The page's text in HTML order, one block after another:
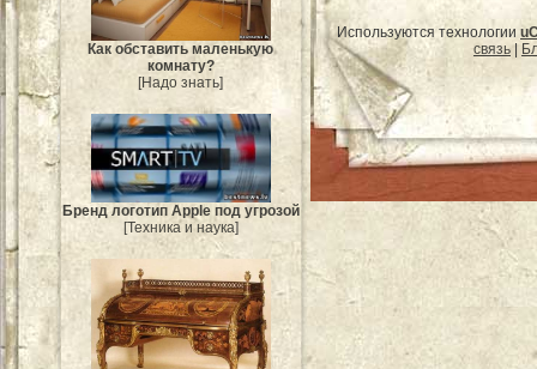
Как обставить маленькую
комнату?
[Надо знать]
Бренд логотип Apple под угрозой
[Техника и наука]
Используются технологии
связь